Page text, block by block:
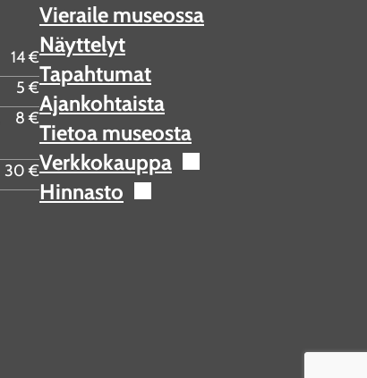
14 €
5 €
8 €
30 €
Vieraile museossa
Näyttelyt
Tapahtumat
Ajankohtaista
Tietoa museosta
Verkkokauppa
Hinnasto